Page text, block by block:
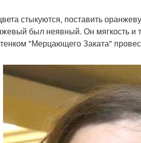
стыкуются, поставить
был неявный. Он мягкость и
"Мерцающего Заката"